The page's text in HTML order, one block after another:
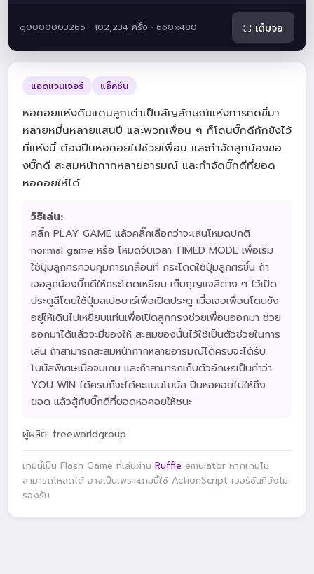
g0000003265 · 102,234 ครั้ง · 660x480 ⛶ เต็มจอ
แอดแวนเจอร์ แอ็คชั่น
หอคอยแห่งดินแดนลูกเต๋าเป็นสัญลักษณ์แห่งการกดขี่มา
หลายหมื่นหลายแสนปี และพวกเพื่อน ๆ ก็โดนบิ๊กดีกักขังไว้
ที่แห่งนี้ ต้องปีนหอคอยไปช่วยเพื่อน และกำจัดลูกน้องขอ
งบิ๊กดี สะสมหน้ากากหลายอารมณ์ และกำจัดบิ๊กดีที่ยอด
หอคอยให้ได้
วิธีเล่น:
คลิ๊ก PLAY GAME แล้วคลิ๊กเลือกว่าจะเล่นโหมดปกติ
normal game หรือ โหมดจับเวลา TIMED MODE เพื่อเริ่ม
ใช้ปุ่มลูกศรควบคุมการเคลื่อนที่ กระโดดใช้ปุ่มลูกศรขึ้น ถ้า
เจอลูกน้องบิ๊กดีให้กระโดดเหยียบ เก็บกุญแจสีต่าง ๆ ไว้เปิด
ประตูสีโดยใช้ปุ่มสเปซบาร์เพื่อเปิดประตู เมื่อเจอเพื่อนโดนขัง
อยู่ให้เดินไปเหยียบแท่นเพื่อเปิดลูกกรงช่วยเพื่อนออกมา ช่วย
ออกมาได้แล้วจะมีของให้ สะสมของนั้นไว้ใช้เป็นตัวช่วยในการ
เล่น ถ้าสามารถสะสมหน้ากากหลายอารมณ์ได้ครบจะได้รับ
โบนัสพิเศษเมื่อจบเกม และถ้าสามารถเก็บตัวอักษรเป็นคำว่า
YOU WIN ได้ครบก็จะได้คะแนนโบนัส ปีนหอคอยไปให้ถึง
ยอด แล้วสู้กับบิ๊กดีที่ยอดหอคอยให้ชนะ
ผู้ผลิต: freeworldgroup
เกมนี้เป็น Flash Game ที่เล่นผ่าน Ruffle emulator หากเกมไม่
สามารถโหลดได้ อาจเป็นเพราะเกมนี้ใช้ ActionScript เวอร์ชันที่ยังไม่
รองรับ